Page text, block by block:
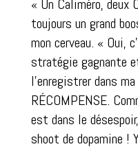
« Un Caliméro,
toujours un grand
mon cerveau. « Oui,
stratégie gagnante
l’enregistrer dans
RÉCOMPENSE.
est dans le
shoot de dopamine !